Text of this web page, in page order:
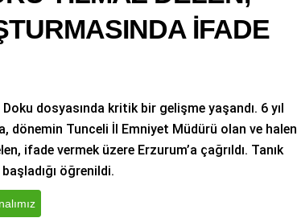
İFADE
dosyasında kritik bir gelişme yaşandı. 6 yıl
dönemin Tunceli İl Emniyet Müdürü olan ve halen
ifade vermek üzere Erzurum’a çağrıldı. Tanık
öğrenildi.